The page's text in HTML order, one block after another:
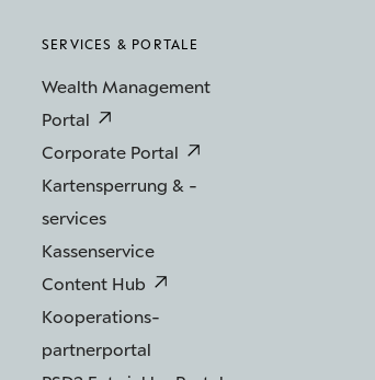
SERVICES & PORTALE
Wealth Management
Portal
Corporate Portal
Kartensperrung & -
services
Kassenservice
Content Hub
Kooperations­
partnerportal